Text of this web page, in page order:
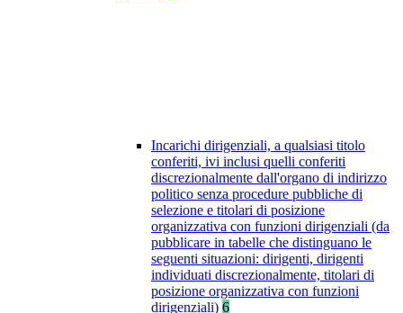
Incarichi dirigenziali, a qualsiasi titolo
conferiti, ivi inclusi quelli conferiti
discrezionalmente dall'organo di indirizzo
politico senza procedure pubbliche di
selezione e titolari di posizione
organizzativa con funzioni dirigenziali (da
pubblicare in tabelle che distinguano le
seguenti situazioni: dirigenti, dirigenti
individuati discrezionalmente, titolari di
posizione organizzativa con funzioni
dirigenziali) 6